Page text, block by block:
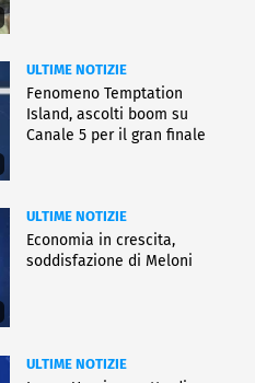
ULTIME NOTIZIE
Fenomeno Temptation
Island, ascolti boom su
Canale 5 per il gran finale
ULTIME NOTIZIE
Economia in crescita,
soddisfazione di Meloni
ULTIME NOTIZIE